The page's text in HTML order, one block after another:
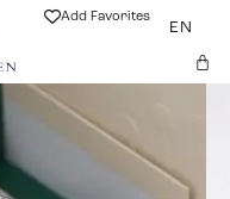
Add Favorites
EN